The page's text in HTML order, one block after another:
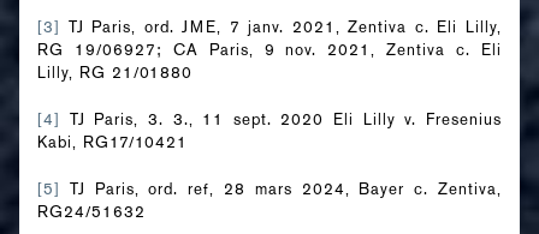
[3] TJ Paris, ord. JME, 7 janv. 2021, Zentiva c. Eli Lilly,
RG 19/06927; CA Paris, 9 nov. 2021, Zentiva c. Eli
Lilly, RG 21/01880
[4]
TJ Paris, 3. 3., 11 sept. 2020 Eli Lilly v. Fresenius
Kabi, RG17/10421
[5]
TJ Paris, ord. ref, 28 mars 2024, Bayer c. Zentiva,
RG24/51632